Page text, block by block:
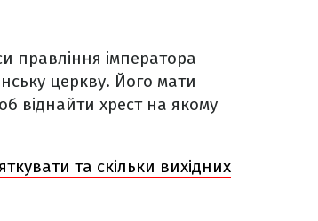
правління імператора
церкву. Його мати
віднайти хрест на якому
та скільки вихідних